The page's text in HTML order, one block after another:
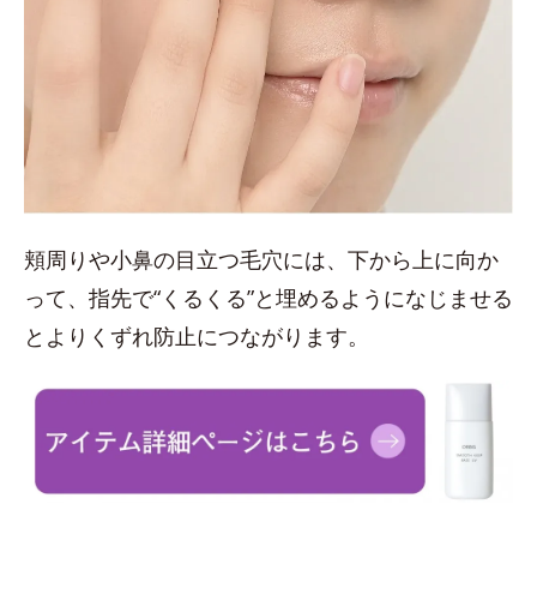
頬周りや小鼻の目立つ毛穴には、下から上に向か
って、指先で“くるくる”と埋めるようになじませる
とよりくずれ防止につながります。